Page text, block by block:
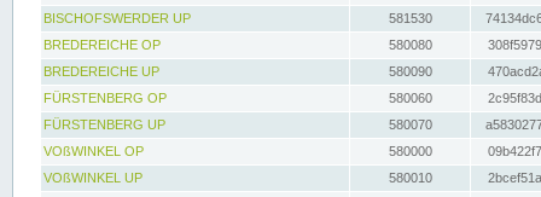
BISCHOFSWERDER UP
581530
BREDEREICHE OP
580080
BREDEREICHE UP
580090
FÜRSTENBERG OP
580060
FÜRSTENBERG UP
580070
VOßWINKEL OP
580000
VOßWINKEL UP
580010